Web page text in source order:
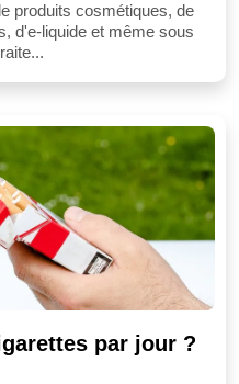
produits cosmétiques, de
d'e-liquide et même sous
par jour ?